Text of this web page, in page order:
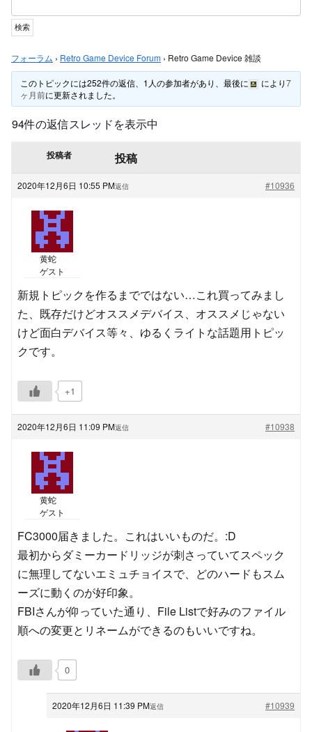
フォーラム › Retro Game Device Forum › Retro Game Device 雑談
このトピックには252件の返信、1人の参加者があり、最後に により7
ヶ月前に更新されました。
94件の返信スレッドを表示中
投稿者 投稿
2020年12月6日 10:55 PM #10936
返信
黄蛇
ゲスト
新規トピックを作るまでではない…これ買ってみまし
た、既存だけどオススメデバイス、オススメじゃない
けど面白デバイス等々、ゆるくライトな話題用トピッ
クです。
+1
2020年12月6日 11:09 PM #10938
返信
黄蛇
ゲスト
FC3000届きました。これはいいものだ。:D
最初からダミーカードリッジが刺さっていてスペック
に無理してないエミュチョイスで、どのハードもスム
ーズに動くのが好印象。
FBIさんが仰っていた通り、File Listで好みのファイル
順への変更とリネームができるのもいいですね。
0
2020年12月6日 11:39 PM #10939
返信